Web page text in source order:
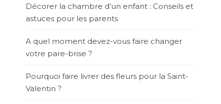
Décorer la chambre d’un enfant : Conseils et
astuces pour les parents
A quel moment devez-vous faire changer
votre pare-brise ?
Pourquoi faire livrer des fleurs pour la Saint-
Valentin ?